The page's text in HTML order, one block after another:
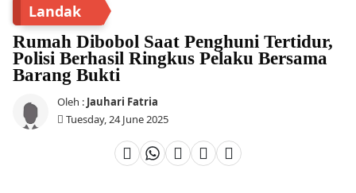
Landak
Rumah Dibobol Saat Penghuni Tertidur,
Polisi Berhasil Ringkus Pelaku Bersama
Barang Bukti
Oleh : Jauhari Fatria
Tuesday, 24 June 2025